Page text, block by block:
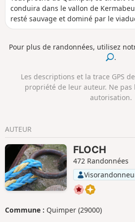
conduira dans le vallon de
resté sauvage et dominé par le
rocade Nord-Ouest. Au retour,
Pour plus de randonnées, utilisez
.
Les descriptions et la trace GPS
propriété de leur auteur. Ne pas
autorisation.
AUTEUR
FLOCH
472 Randonnées
Commune : Quimper (29000)